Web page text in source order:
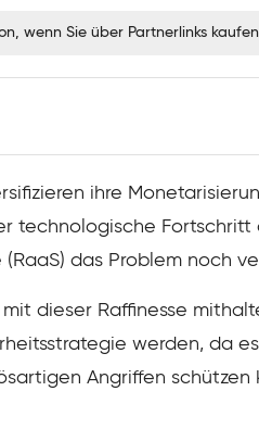
wenn Sie über Partnerlinks
ihre
technologische
(RaaS) das Problem noch
dieser Raffinesse
werden, da
Angriffen schützen